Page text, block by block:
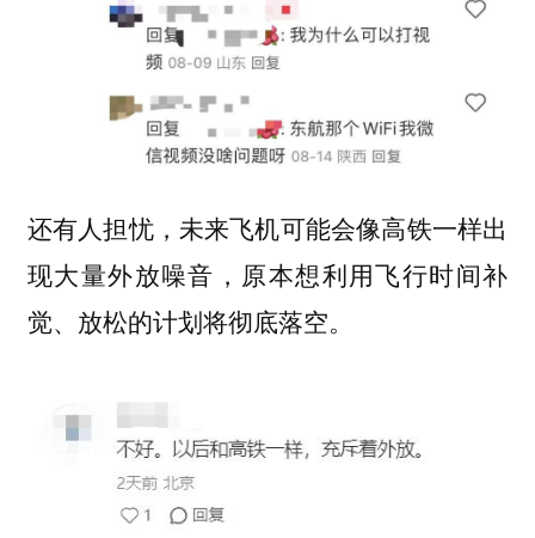
还有人担忧，未来飞机可能会像高铁一样出
现大量外放噪音，原本想利用飞行时间补
觉、放松的计划将彻底落空。